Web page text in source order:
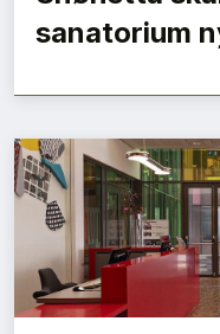
sanatorium